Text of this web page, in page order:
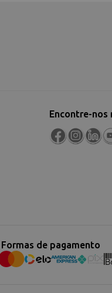
Encontre-nos
Formas de pagamento